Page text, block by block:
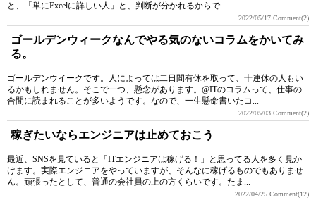
と、「単にExcelに詳しい人」と、判断が分かれるからで...
2022/05/17 Comment(2)
ゴールデンウィークなんでやる気のないコラムをかいてみ
る。
ゴールデンウイークです。人によっては二日間有休を取って、十連休の人もい
るかもしれません。そこで一つ、懸念があります。@ITのコラムって、仕事の
合間に読まれることが多いようです。なので、一生懸命書いたコ...
2022/05/03 Comment(2)
稼ぎたいならエンジニアは止めておこう
最近、SNSを見ていると「ITエンジニアは稼げる！」と思ってる人を多く見か
けます。実際エンジニアをやっていますが、そんなに稼げるものでもありませ
ん。頑張ったとして、普通の会社員の上の方くらいです。たま...
2022/04/25 Comment(12)